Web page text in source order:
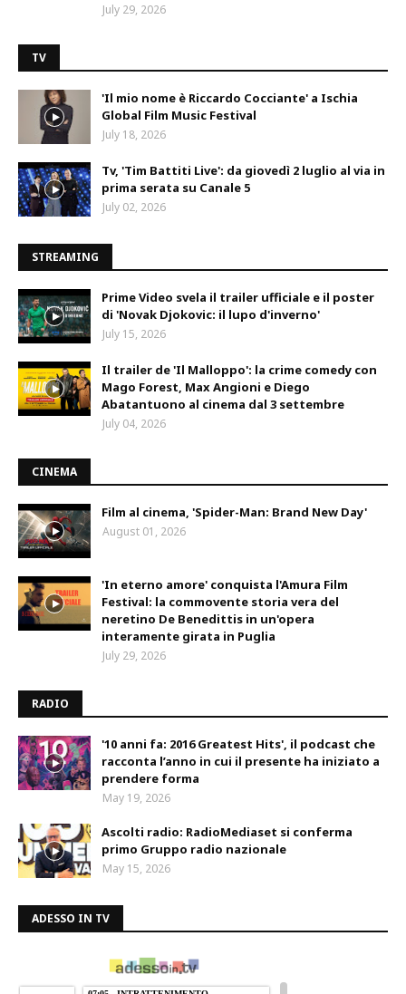
July 29, 2026
TV
'Il mio nome è Riccardo Cocciante' a Ischia
Global Film Music Festival
July 18, 2026
Tv, 'Tim Battiti Live': da giovedì 2 luglio al via in
prima serata su Canale 5
July 02, 2026
STREAMING
Prime Video svela il trailer ufficiale e il poster
di 'Novak Djokovic: il lupo d'inverno'
July 15, 2026
Il trailer de 'Il Malloppo': la crime comedy con
Mago Forest, Max Angioni e Diego
Abatantuono al cinema dal 3 settembre
July 04, 2026
CINEMA
Film al cinema, 'Spider-Man: Brand New Day'
August 01, 2026
'In eterno amore' conquista l'Amura Film
Festival: la commovente storia vera del
neretino De Benedittis in un'opera
interamente girata in Puglia
July 29, 2026
RADIO
'10 anni fa: 2016 Greatest Hits', il podcast che
racconta l’anno in cui il presente ha iniziato a
prendere forma
May 19, 2026
Ascolti radio: RadioMediaset si conferma
primo Gruppo radio nazionale
May 15, 2026
ADESSO IN TV